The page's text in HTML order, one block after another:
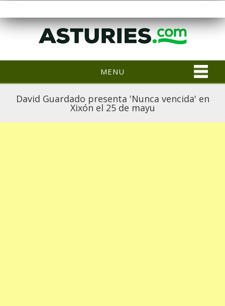
MENU
David Guardado presenta 'Nunca vencida' en
Xixón el 25 de mayu